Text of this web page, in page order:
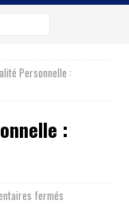
Personnelle :
:
fermés